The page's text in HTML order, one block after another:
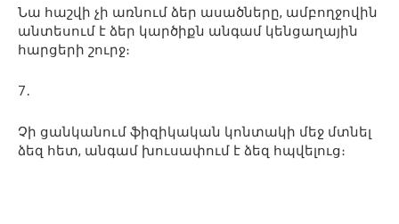
Նա հաշվի չի առնում ձեր ասածները, ամբողջովին
անտեսում է ձեր կարծիքն անգամ կենցաղային
հարցերի շուրջ։
7․
Չի ցանկանում ֆիզիկական կոնտակի մեջ մտնել
ձեզ հետ, անգամ խուսափում է ձեզ հպվելուց։